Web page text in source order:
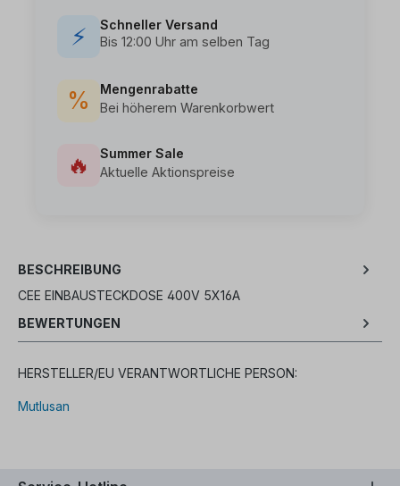
⚡
Schneller Versand
Bis 12:00 Uhr am selben Tag
%
Mengenrabatte
Bei höherem Warenkorbwert
🔥
Summer Sale
Aktuelle Aktionspreise
BESCHREIBUNG
CEE EINBAUSTECKDOSE 400V 5X16A
BEWERTUNGEN
HERSTELLER/EU VERANTWORTLICHE PERSON:
Mutlusan